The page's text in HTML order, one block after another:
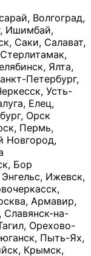
Луховицы, Лыткарино, Любань (Ленинградская область), Любим, Людиново, Магас, Майский, Макаров, Малая Вишера, Малгобек, Мамадыш, Мамоново, Мантурово, Маркс, Махачкала, Мглин, Мегион, Медвежьегорск, Медногорск, Медынь, Меленки, Мелеуз, Менделеевск, Мещовск, Микунь, Миллерово, Минусинск, Миньяр, Мирный (Архангельская область), Мирный (Якутия), Михайловка (Город), Михайловск (Свердловская область), Михайловск (Ставропольский край), Могоча, Можга, Моздок, Мончегорск, Морозовск, Моршанск, Мосальск, Муравленко, Мурино, Муром, Мценск, Мыски, Набережные Челны, Навашино (Нижегородская область), Назарово (Красноярский край), Назрань, Нальчик, Наро-Фоминск, Нарткала, Нарьян-Мар, Находка, Невель (Псковская область), Невельск, Невьянск, Нелидово (Тверская область), Неман, Нерехта (Костромская область), Нерюнгри, Нестеров, Нефтегорск (Самарская область), Нефтекумск, Нижневартовск, Нижнекамск (Республика Татарстан), Нижнеудинск, Нижние Серги, Нижний Ломов, Нижняя Тура, Николаевск-на-Амуре, Никольск (Вологодская область), Никольск (Пензенская область), Новая Ладога, Новая Ляля, Новоалександровск, Новоалтайск, Нововоронеж, Новодвинск, Новозыбков, Новокубанск, Новокуйбышевск, Новомичуринск, Новопавловск, Новоржев, Новосокольники, Новотроицк, Новоульяновск, Новоуральск, Новохопёрск, Новочебоксарск, Новошахтинск, Новый Оскол, Новый Уренгой, Норильск, Нурлат, Нягань, Нязепетровск, Няндома, Облучье, Обоянь, Озёрск (Калининградская область), Озёрск (Челябинская область), Озёры, Октябрьск (Самарская область), Октябрьский (Башкортостан), Окуловка (Новгородская область), Оленегорск, Олонец, Онега, Опочка, Осинники, Осташков, Остров, Острогожск, Отрадный, Оха, Павлово, Павловск (Воронежская область), Павловск (Санкт-Петербург), Павловский Посад, Партизанск, Певек, Пенза, Первоуральск, Перевоз, Пересвет, Переславль-Залесский, Пестово (Новгородская область), Петрозаводск, Петропавловск-Камчатский, Печоры, Пикалёво, Пионерский, Питкяранта, Плавск, Плёс, Подпорожье, Покачи, Покров, Покровск, Полесск, Полысаево, Полярные Зори, Полярный, Поронайск, Порхов, Похвистнево, Почеп, Починок, Пошехонье, Правдинск, Приморск (Калининградская область), Приморско-Ахтарск, Приозерск, Прокопьевск, Протвино, Прохладный, Пугачёв, Пудож, Пустошка, Пушкино, Пущино, Пыталово, Радужный (Владимирская область), Радужный (Ханты-Мансийский АО), Райчихинск, Раменское, Рассказово, Ревда, Реж, Реутов, Родники, Россошь, Ростов (Ярославская обл.), Рошаль, Ртищево, Рубцовск, Рузаевка, Рыбинск, Рыбное, Ряжск, Салехард, Сальск, Саранск, Сарапул, Саров, Сасово, Сатка, Сафоново, Саяногорск, Саянск, Светлогорск, Светлоград, Светлый, Светогорск (Ленинградская область), Свободный, Себеж, Северобайкальск, Северодвинск, Североуральск, Сегежа, Семикаракорск, Сенгилей, Серафимович, Сергач, Сергиев Посад, Сердобск, Сертолово (Ленинградская область), Сестрорецк (Ленинградская область), Сибай, Скопин, Славгород, Сланцы, Слободской, Слюдянка, Собинка, Советск (Кировская область), Советск (Калининградская область), Советск (Тульская область), Советская Гавань, Советский (Ханты-Мансийский АО), Сокол (Вологодская область), Солигалич, Соль-Илецк, Сольцы, Сортавала, Сосенский, Сосновоборск, Сосновый Бор (Ленинградская область), Сосногорск, Спас-Клепики, Спасск-Рязанский, С